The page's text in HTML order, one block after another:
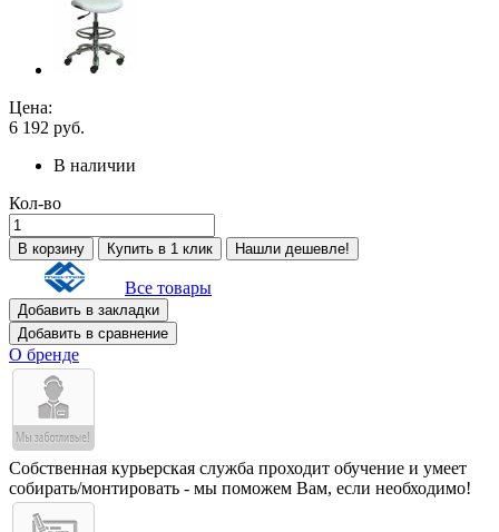
Цена:
6 192 руб.
В наличии
Кол-во
В корзину Купить в 1 клик Нашли дешевле!
Все товары
Добавить в закладки
Добавить в сравнение
О бренде
Собственная курьерская служба проходит обучение и умеет
собирать/монтировать - мы поможем Вам, если необходимо!